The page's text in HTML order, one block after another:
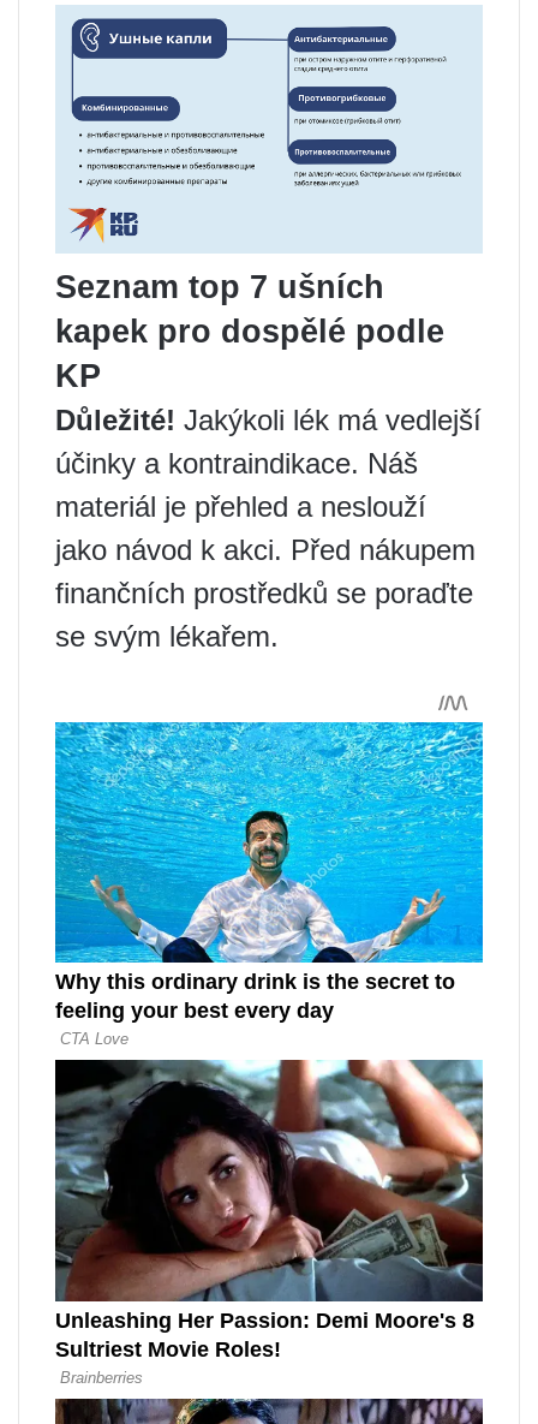
Seznam top 7 ušních
kapek pro dospělé podle
KP
Důležité! Jakýkoli lék má vedlejší
účinky a kontraindikace. Náš
materiál je přehled a neslouží
jako návod k akci. Před nákupem
finančních prostředků se poraďte
se svým lékařem.